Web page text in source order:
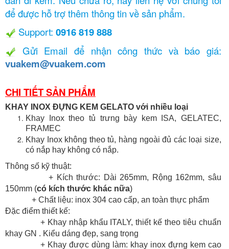
để được hỗ trợ thêm thông tin về sản phẩm.
Support: 0916 819 888
Gửi Email để nhận công thức và báo giá:
vuakem@vuakem.com
CHI TIẾT SẢN PHẨM
KHAY INOX ĐỰNG KEM GELATO với nhiều loại
Khay Inox theo tủ trưng bày kem ISA, GELATEC,
FRAMEC
Khay Inox không theo tủ, hàng ngoài đủ các loại size,
có nắp hay không có nắp.
Thông số kỹ thuật:
+ Kích thước: Dài 265mm, Rộng 162mm, sâu
150mm (có kích thước khác nữa)
+ Chất liệu: inox 304 cao cấp, an toàn thực phẩm
Đặc điểm thiết kế:
+ Khay nhập khẩu ITALY, thiết kế theo tiêu chuẩn
khay GN . Kiểu dáng đẹp, sang trọng
+ Khay được dùng làm: khay inox đựng kem cao